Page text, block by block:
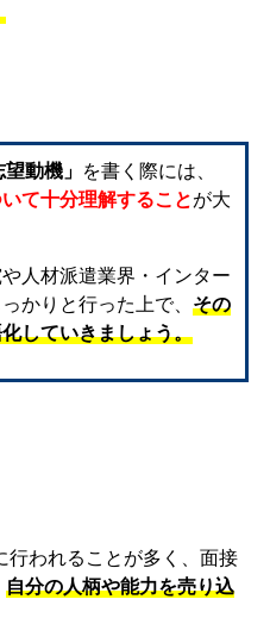
望動機」 を書く際には、
て十分理解することが大
人材派遣業界・インター
かりと行った上で、 その
していきましょう。
行われることが多く、面接
自分の人柄や能力を売り込